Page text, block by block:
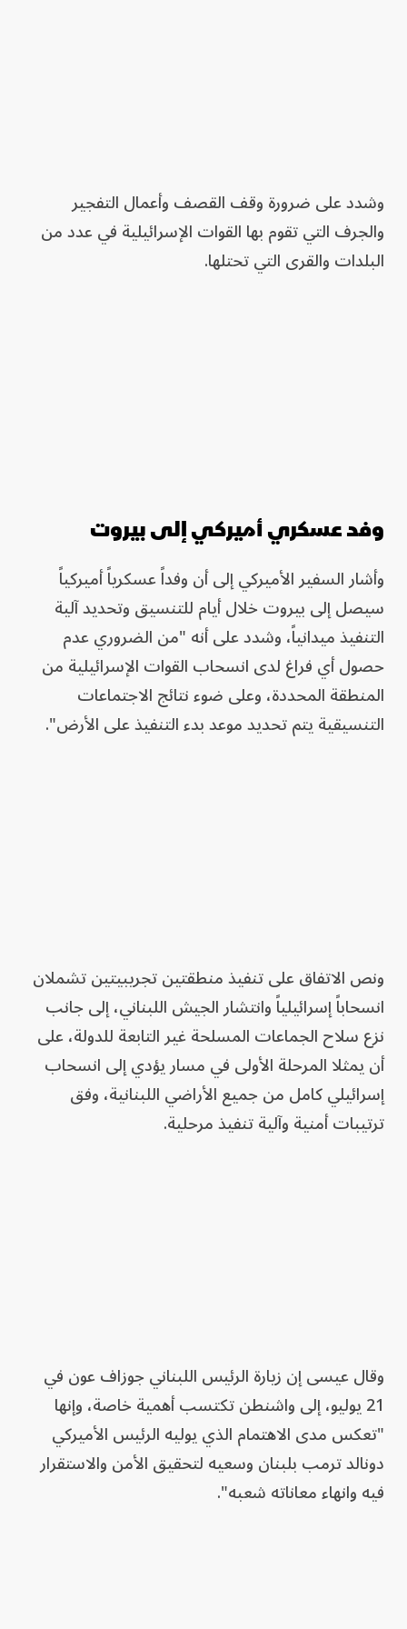
وشدد على ضرورة وقف القصف وأعمال التفجير
والجرف التي تقوم بها القوات الإسرائيلية في عدد من
البلدات والقرى التي تحتلها.
وفد عسكري أميركي إلى بيروت
وأشار السفير الأميركي إلى أن وفداً عسكرياً أميركياً
سيصل إلى بيروت خلال أيام للتنسيق وتحديد آلية
التنفيذ ميدانياً، وشدد على أنه "من الضروري عدم
حصول أي فراغ لدى انسحاب القوات الإسرائيلية من
المنطقة المحددة، وعلى ضوء نتائج الاجتماعات
التنسيقية يتم تحديد موعد بدء التنفيذ على الأرض".
ونص الاتفاق على تنفيذ منطقتين تجريبيتين تشملان
انسحاباً إسرائيلياً وانتشار الجيش اللبناني، إلى جانب
نزع سلاح الجماعات المسلحة غير التابعة للدولة، على
أن يمثلا المرحلة الأولى في مسار يؤدي إلى انسحاب
إسرائيلي كامل من جميع الأراضي اللبنانية، وفق
ترتيبات أمنية وآلية تنفيذ مرحلية.
وقال عيسى إن زيارة الرئيس اللبناني جوزاف عون في
21 يوليو، إلى واشنطن تكتسب أهمية خاصة، وإنها
"تعكس مدى الاهتمام الذي يوليه الرئيس الأميركي
دونالد ترمب بلبنان وسعيه لتحقيق الأمن والاستقرار
فيه وانهاء معاناته شعبه".